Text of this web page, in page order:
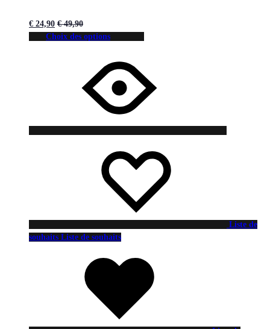
€ 24,90 €49,90
Choix des options
Liste de
souhaits Liste de souhaits